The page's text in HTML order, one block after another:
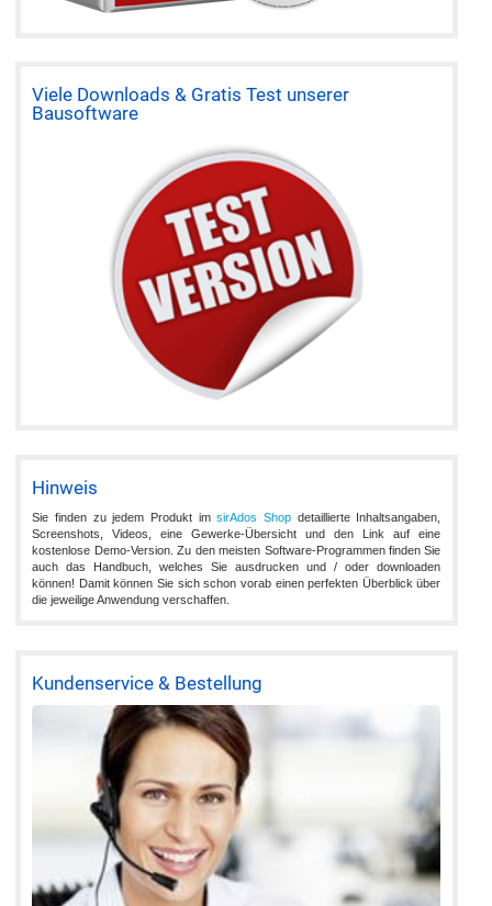
Viele Downloads & Gratis Test unserer
Bausoftware
Hinweis
Sie finden zu jedem Produkt imsirAdos Shop detaillierte Inhaltsangaben,
Screenshots, Videos, eine Gewerke-Übersicht und den Link auf eine
kostenlose Demo-Version. Zu den meisten Software-Programmen finden Sie
auch das Handbuch, welches Sie ausdrucken und / oder downloaden
können! Damit können Sie sich schon vorab einen perfekten Überblick über
die jeweilige Anwendung verschaffen.
Kundenservice & Bestellung